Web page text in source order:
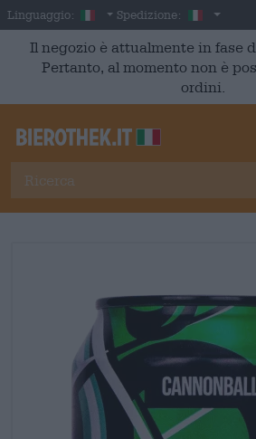
Skip to main content
Linguaggio: Italian
Spedizione: Italia
Il negozio è attualmente in fase
Pertanto, al momento non è
ordini.